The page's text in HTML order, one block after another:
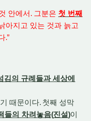
안에서. 그분은 첫 번째
아지고 있는 것과 늙고
.”
김의 규례들과 세상에
때문이다. 첫째 성막
들의 차려놓음(진설)이